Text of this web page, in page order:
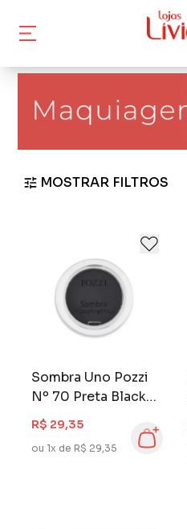
MOSTRAR FILTROS
Sombra Uno Pozzi
Nº 70 Preta Black
Matte
R$ 29,35
ou 1x de R$ 29,35